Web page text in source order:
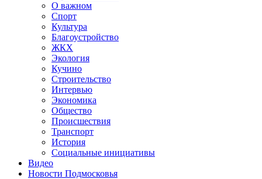
О важном
Спорт
Культура
Благоустройство
ЖКХ
Экология
Кучино
Строительство
Интервью
Экономика
Общество
Происшествия
Транспорт
История
Социальные инициативы
Видео
Новости Подмосковья